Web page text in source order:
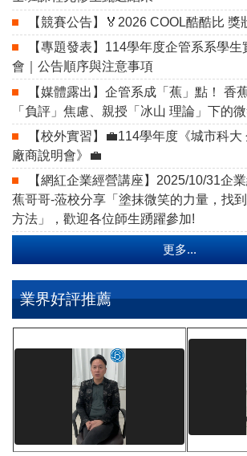
【競賽公告】🏅2026 COOL酷酷比 獎
【專題發表】114學年度企管系系學
會｜公告順序與注意事項
【媒體露出】企管系成「蕉」點！ 香
「負評」焦慮、親授「冰山 理論」下的
【校外實習】💼114學年度《城市科
廠商說明會》💼
【網紅企業經營講座】2025/10/31企
蕉哥哥-蒞校分享「塗抹微笑的力量，找
方法」，歡迎各位師生踴躍參加!
更多...
業界好評推薦